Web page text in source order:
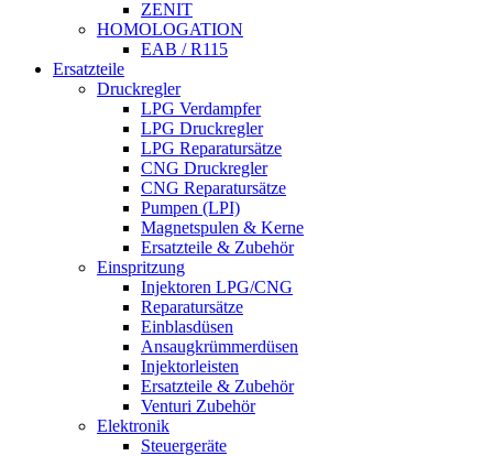
ZENIT
HOMOLOGATION
EAB / R115
Ersatzteile
Druckregler
LPG Verdampfer
LPG Druckregler
LPG Reparatursätze
CNG Druckregler
CNG Reparatursätze
Pumpen (LPI)
Magnetspulen & Kerne
Ersatzteile & Zubehör
Einspritzung
Injektoren LPG/CNG
Reparatursätze
Einblasdüsen
Ansaugkrümmerdüsen
Injektorleisten
Ersatzteile & Zubehör
Venturi Zubehör
Elektronik
Steuergeräte